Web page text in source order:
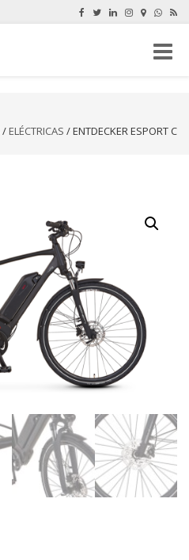
/ ELÉCTRICAS / ENTDECKER ESPORT C